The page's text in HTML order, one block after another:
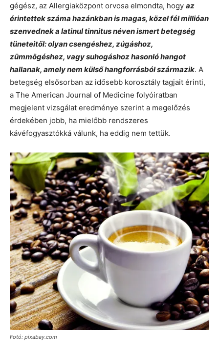
gégész, az Allergiaközpont orvosa elmondta, hogy az
érintettek száma hazánkban is magas, közel fél millióan
szenvednek a latinul tinnitus néven ismert betegség
tüneteitől: olyan csengéshez, zúgáshoz,
zümmögéshez, vagy suhogáshoz hasonló hangot
hallanak, amely nem külső hangforrásból származik. A
betegség elsősorban az idősebb korosztály tagjait érinti,
a The American Journal of Medicine folyóiratban
megjelent vizsgálat eredménye szerint a megelőzés
érdekében jobb, ha mielőbb rendszeres
kávéfogyasztókká válunk, ha eddig nem tettük.
Fotó: pixabay.com